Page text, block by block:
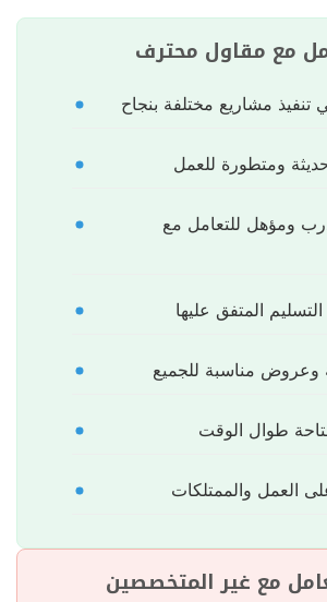
مع مقاول محترف
تنفيذ مشاريع مختلفة بنجاح
ومتطورة للعمل
ومؤهل للتعامل مع
التسليم المتفق عليها
وعروض مناسبة للجميع
طوال الوقت
العمل والممتلكات
مع غير المتخصصين